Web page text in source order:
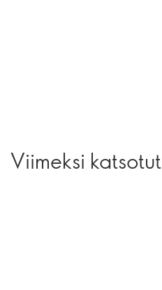
Viimeksi katsotut